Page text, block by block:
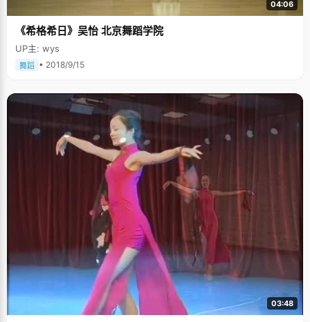
04:06
《希格希日》吴怡 北京舞蹈学院
UP主: wys
舞蹈 • 2018/9/15
03:48